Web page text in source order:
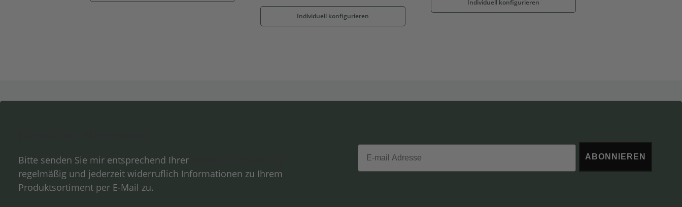
Individuell konfigurieren
Individuell konfigurieren
Bitte senden Sie mir entsprechend Ihrer
regelmäßig und jederzeit widerruflich Informationen zu Ihrem
Produktsortiment per E-Mail zu.
Email
ABONNIEREN